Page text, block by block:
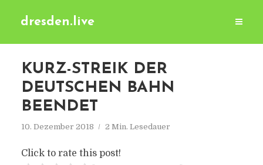
dresden.live
KURZ-STREIK DER
DEUTSCHEN BAHN
BEENDET
10. Dezember 2018 2 Min. Lesedauer
Click to rate this post!